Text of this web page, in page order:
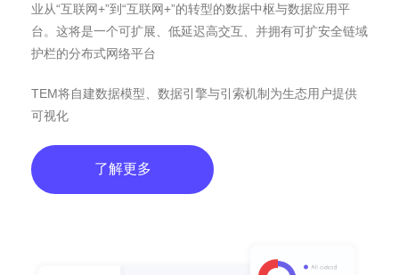
业从“互联网+”到“互联网+”的转型的数据中枢与数据应用平
台。这将是一个可扩展、低延迟高交互、并拥有可扩安全链域
护栏的分布式网络平台
TEM将自建数据模型、数据引擎与引索机制为生态用户提供
可视化
了解更多